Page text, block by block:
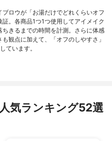
ブロウが「お湯だけでどれくらいオフ
。各商品1つ1つ使用してアイメイク
ちきるまでの時間を計測。さらに体感
観点に加えて、「オフのしやすさ」
ています。
気ランキング52選